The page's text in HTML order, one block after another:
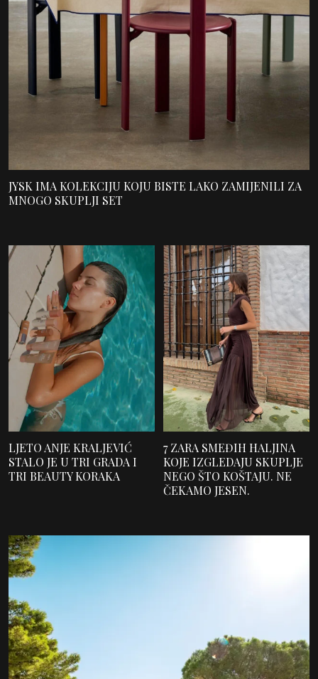
JYSK IMA KOLEKCIJU KOJU BISTE LAKO ZAMIJENILI ZA
MNOGO SKUPLJI SET
LJETO ANJE KRALJEVIĆ
STALO JE U TRI GRADA I
TRI BEAUTY KORAKA
7 ZARA SMEĐIH HALJINA
KOJE IZGLEDAJU SKUPLJE
NEGO ŠTO KOŠTAJU. NE
ČEKAMO JESEN.